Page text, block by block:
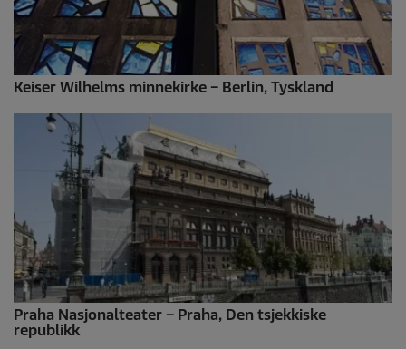
Keiser Wilhelms minnekirke – Berlin, Tyskland
Praha Nasjonalteater – Praha, Den tsjekkiske
republikk